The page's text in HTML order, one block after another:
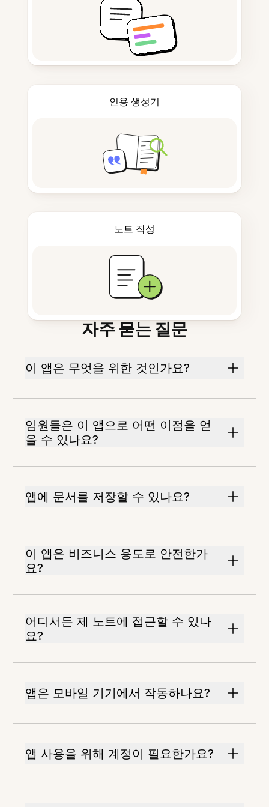
인용 생성기
노트 작성
자주 묻는 질문
이 앱은 무엇을 위한 것인가요?
임원들은 이 앱으로 어떤 이점을 얻
을 수 있나요?
앱에 문서를 저장할 수 있나요?
이 앱은 비즈니스 용도로 안전한가
요?
어디서든 제 노트에 접근할 수 있나
요?
앱은 모바일 기기에서 작동하나요?
앱 사용을 위해 계정이 필요한가요?